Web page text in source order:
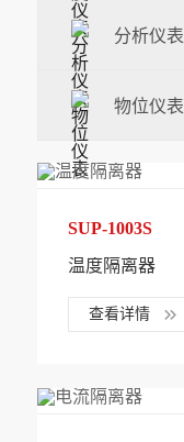
分析仪表
物位仪表
SUP-1003S
温度隔离器
查看详情